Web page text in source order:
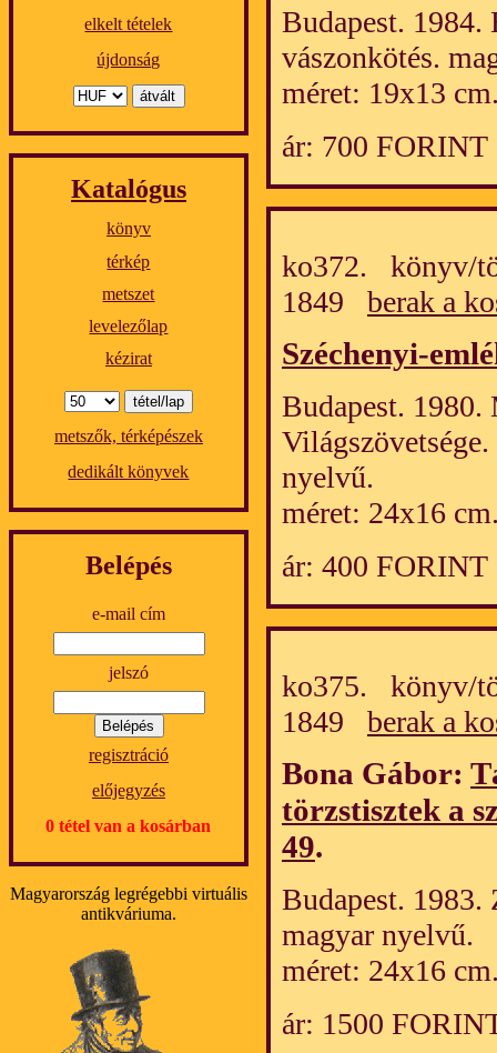
elkelt tételek
újdonság
Katalógus
könyv
térkép
metszet
levelezőlap
kézirat
metszők, térképészek
dedikált könyvek
Belépés
e-mail cím
jelszó
regisztráció
előjegyzés
0 tétel van a kosárban
Magyarország legrégebbi virtuális
antikváriuma.
Budapest. 1984.
vászonkötés.
méret: 19x13
ár: 700 FORINT
ko372. könyv/
1849 berak a
Széchenyi-
Budapest. 1980.
nyelvű.
méret: 24x16
ár: 400 FORINT
ko375. könyv/
1849 berak a
Bona Gábor:
törzstisztek a
49.
Budapest. 1983.
magyar nyelvű.
méret: 24x16
ár: 1500